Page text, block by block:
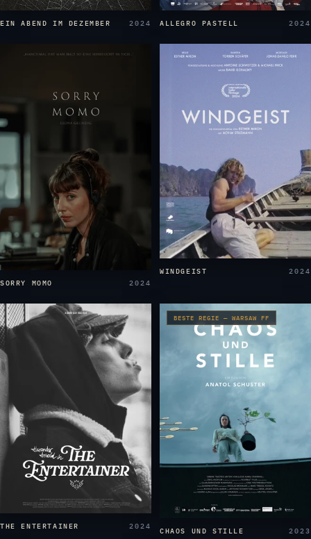
EIN ABEND IM DEZEMBER 2024 ALLEGRO PASTELL 2024
SORRY MOMO 2024
WINDGEIST 2024
THE ENTERTAINER 2024
BESTE REGIE — WARSAW FF
CHAOS UND STILLE 2023